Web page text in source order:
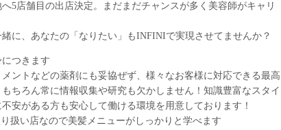
5店舗目の出店決定。まだまだチャンスが多く美容師がキャリ
に、あなたの「なりたい」もINFINIで実現させてませんか？
つきます
ントなどの薬剤にも妥協ぜず、様々なお客様に対応できる最高
ちろん常に情報収集や研究も欠かしません！知識豊富なスタイ
安がある方も安心して働ける環境を用意しております！
扱い店なので美髪メニューがしっかりと学べます